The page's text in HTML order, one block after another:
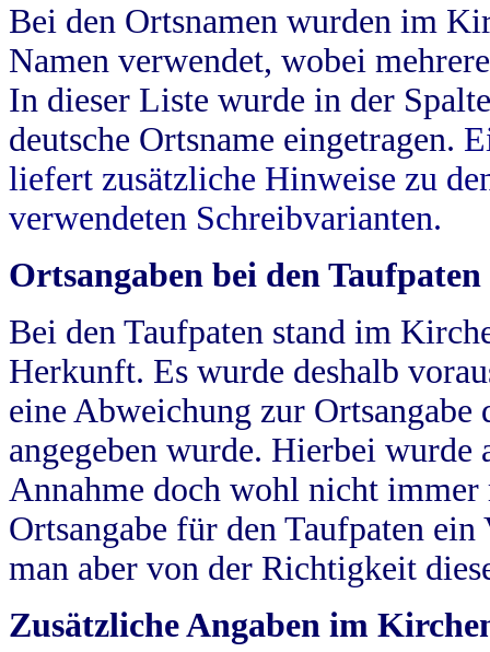
Bei den Ortsnamen wurden im
Namen verwendet, wobei
In dieser Liste wurde in der
deutsche Ortsname eingetragen.
liefert zusätzliche Hinweise zu
verwendeten Schreibvarianten.
Ortsangaben bei den Taufpaten
Bei den Taufpaten stand im
Herkunft. Es wurde deshalb
eine Abweichung zur
angegeben wurde. Hierbei wurde
Annahme doch wohl nicht
Ortsangabe für den Taufpaten
man aber von der Richtigkeit
Zusätzliche Angaben im